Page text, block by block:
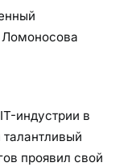
индустрии в
проявил свой